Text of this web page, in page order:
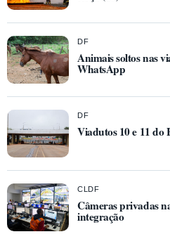
DF
Animais soltos nas
WhatsApp
DF
Viadutos 10 e 11 do
CLDF
Câmeras privadas
integração